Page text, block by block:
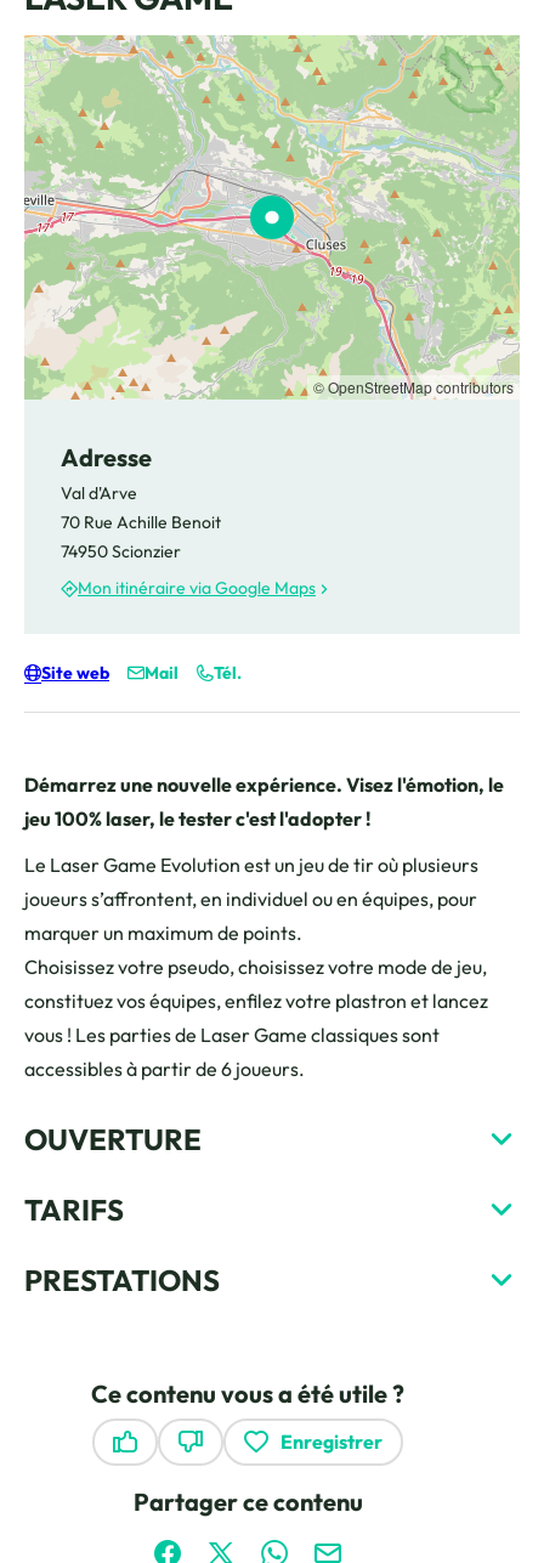
Démarrez une nouvelle expérience. Visez l'émotion, le
jeu 100% laser, le tester c'est l'adopter !
Le Laser Game Evolution est un jeu de tir où plusieurs
joueurs s’affrontent, en individuel ou en équipes, pour
marquer un maximum de points.
Choisissez votre pseudo, choisissez votre mode de jeu,
constituez vos équipes, enfilez votre plastron et lancez
vous ! Les parties de Laser Game classiques sont
accessibles à partir de 6 joueurs.
OUVERTURE
TARIFS
PRESTATIONS
© OpenStreetMap contributors
Adresse
Val d'Arve
70 Rue Achille Benoit
74950 Scionzier
Mon itinéraire via Google Maps
Site web Mail Tél.
Ce contenu vous a été utile ?
Enregistrer
Partager ce contenu